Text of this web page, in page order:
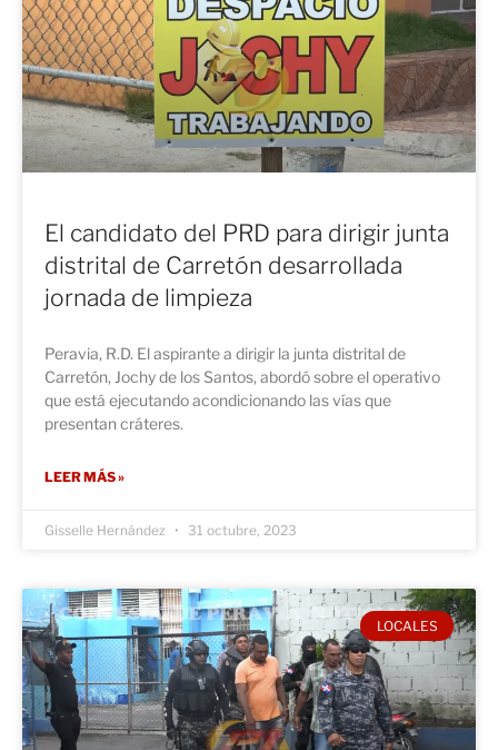
El candidato del PRD para dirigir junta
distrital de Carretón desarrollada
jornada de limpieza
Peravia, R.D. El aspirante a dirigir la junta distrital de
Carretón, Jochy de los Santos, abordó sobre el operativo
que está ejecutando acondicionando las vías que
presentan cráteres.
LEER MÁS »
Gisselle Hernández 31 octubre, 2023
LOCALES